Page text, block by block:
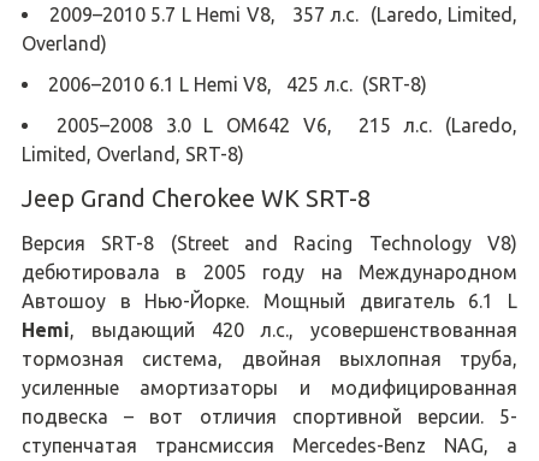
2009–2010 5.7 L Hemi V8, 357 л.с. (Laredo, Limited,
Overland)
2006–2010 6.1 L Hemi V8, 425 л.с. (SRT-8)
2005–2008 3.0 L OM642 V6, 215 л.с. (Laredo,
Limited, Overland, SRT-8)
Jeep Grand Cherokee WK SRT-8
Версия SRT-8 (Street and Racing Technology V8)
дебютировала в 2005 году на Международном
Автошоу в Нью-Йорке. Мощный двигатель 6.1 L
Hemi, выдающий 420 л.с., усовершенствованная
тормозная система, двойная выхлопная труба,
усиленные амортизаторы и модифицированная
подвеска – вот отличия спортивной версии. 5-
ступенчатая трансмиссия Mercedes-Benz NAG, а